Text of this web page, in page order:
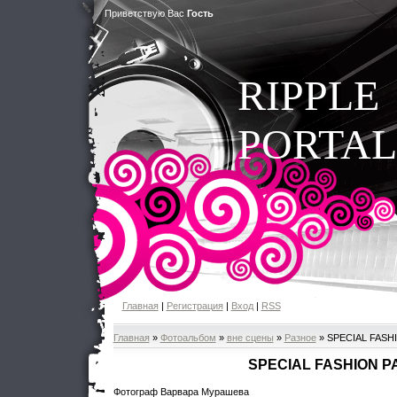
Приветствую Вас Гость
RIPPLE
PORTAL
Главная| Регистрация| Вход| RSS
Главная » Фотоальбом » вне сцены » Разное» SPECIAL
SPECIAL FASHION
Фотограф Варвара Мурашева